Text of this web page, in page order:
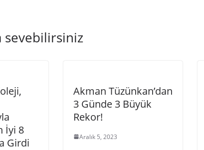
sevebilirsiniz
İyi 8
Girdi
Akman Tüzünkan’dan
3 Günde 3 Büyük
Rekor!
Aralık 5, 2023